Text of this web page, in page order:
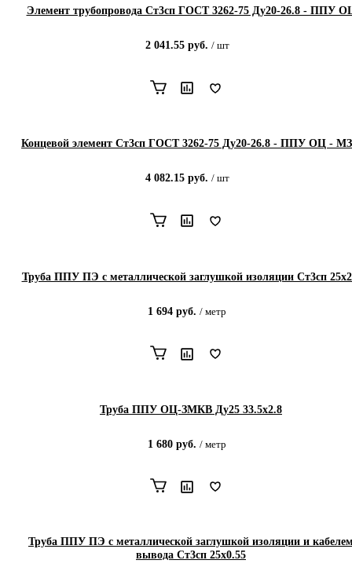
Элемент трубопровода Ст3сп ГОСТ 3262-75 Ду20-26.8 - ППУ
2 041.55руб. / шт
Концевой элемент Ст3сп ГОСТ 3262-75 Ду20-26.8 - ППУ ОЦ -
4 082.15руб. / шт
Труба ППУ ПЭ с металлической заглушкой изоляции Ст3сп
1 694 руб. / метр
Труба ППУ ОЦ-ЗМКВ Ду25 33.5x2.8
1 680 руб. / метр
Труба ППУ ПЭ с металлической заглушкой изоляции и
вывода Ст3сп 25х0.55